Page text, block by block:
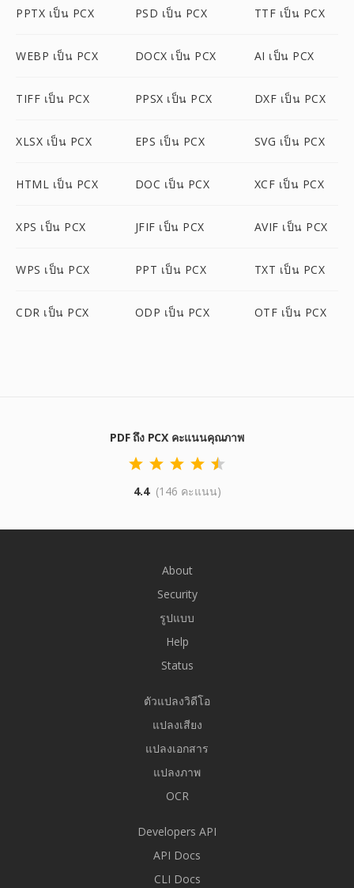
PPTX เป็น PCX PSD เป็น PCX TTF เป็น PCX
WEBP เป็น PCX DOCX เป็น PCX AI เป็น PCX
TIFF เป็น PCX PPSX เป็น PCX DXF เป็น PCX
XLSX เป็น PCX EPS เป็น PCX SVG เป็น PCX
HTML เป็น PCX DOC เป็น PCX XCF เป็น PCX
XPS เป็น PCX JFIF เป็น PCX AVIF เป็น PCX
WPS เป็น PCX PPT เป็น PCX TXT เป็น PCX
CDR เป็น PCX ODP เป็น PCX OTF เป็น PCX
PDF ถึง PCX คะแนนคุณภาพ
4.4 (146 คะแนน)
About
Security
รูปแบบ
Help
Status
ตัวแปลงวิดีโอ
แปลงเสียง
แปลงเอกสาร
แปลงภาพ
OCR
Developers API
API Docs
CLI Docs